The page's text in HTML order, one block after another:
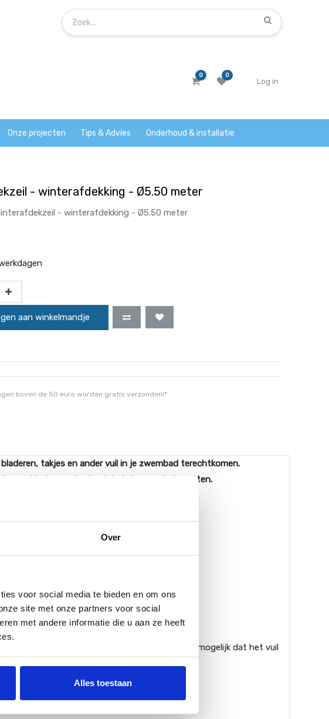
Over
voor social media te bieden en om ons
site met onze partners voor social
met andere informatie die u aan ze heeft
Alles toestaan
0 0
Log in
Onze projecten Tips & Advies Onderhoud & installatie
- winterafdekking - Ø5.50 meter
- winterafdekking - Ø5.50 meter
aan winkelmandje
boven de 50 euro worden gratis verzonden!*
takjes en ander vuil in je zwembad terechtkomen.
zal het zwembad weinig tot geen alg bevatten.
het zeil iets over de rand hangt is er geen mogelijk dat het vuil
diameter op 620.